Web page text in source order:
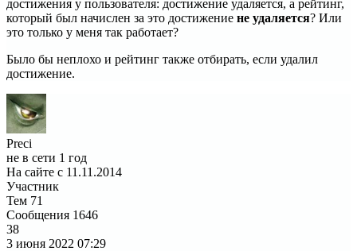
достижения у пользователя: достижение удаляется, а рейтинг,
который был начислен за это достижение не удаляется? Или
это только у меня так работает?
Было бы неплохо и рейтинг также отбирать, если удалил
достижение.
Preci
не в сети 1 год
На сайте с 11.11.2014
Участник
Тем 71
Сообщения 1646
38
3 июня 2022 07:29